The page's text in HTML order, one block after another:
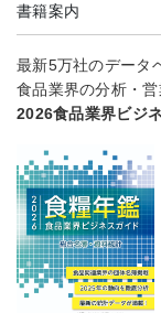
書籍案内
最新5万社のデータ
食品業界の分析・
2026食品業界ビジ